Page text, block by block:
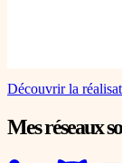
Découvrir la
Mes réseaux